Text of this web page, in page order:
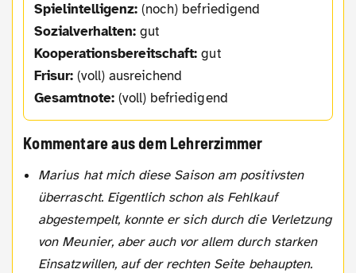
Spielintelligenz: (noch) befriedigend
Sozialverhalten: gut
Kooperationsbereitschaft: gut
Frisur:(voll) ausreichend
Gesamtnote:(voll) befriedigend
Kommentare aus dem Lehrerzimmer
Marius hat mich diese Saison am positivsten
überrascht. Eigentlich schon als Fehlkauf
abgestempelt, konnte er sich durch die Verletzung
von Meunier, aber auch vor allem durch starken
Einsatzwillen, auf der rechten Seite behaupten.